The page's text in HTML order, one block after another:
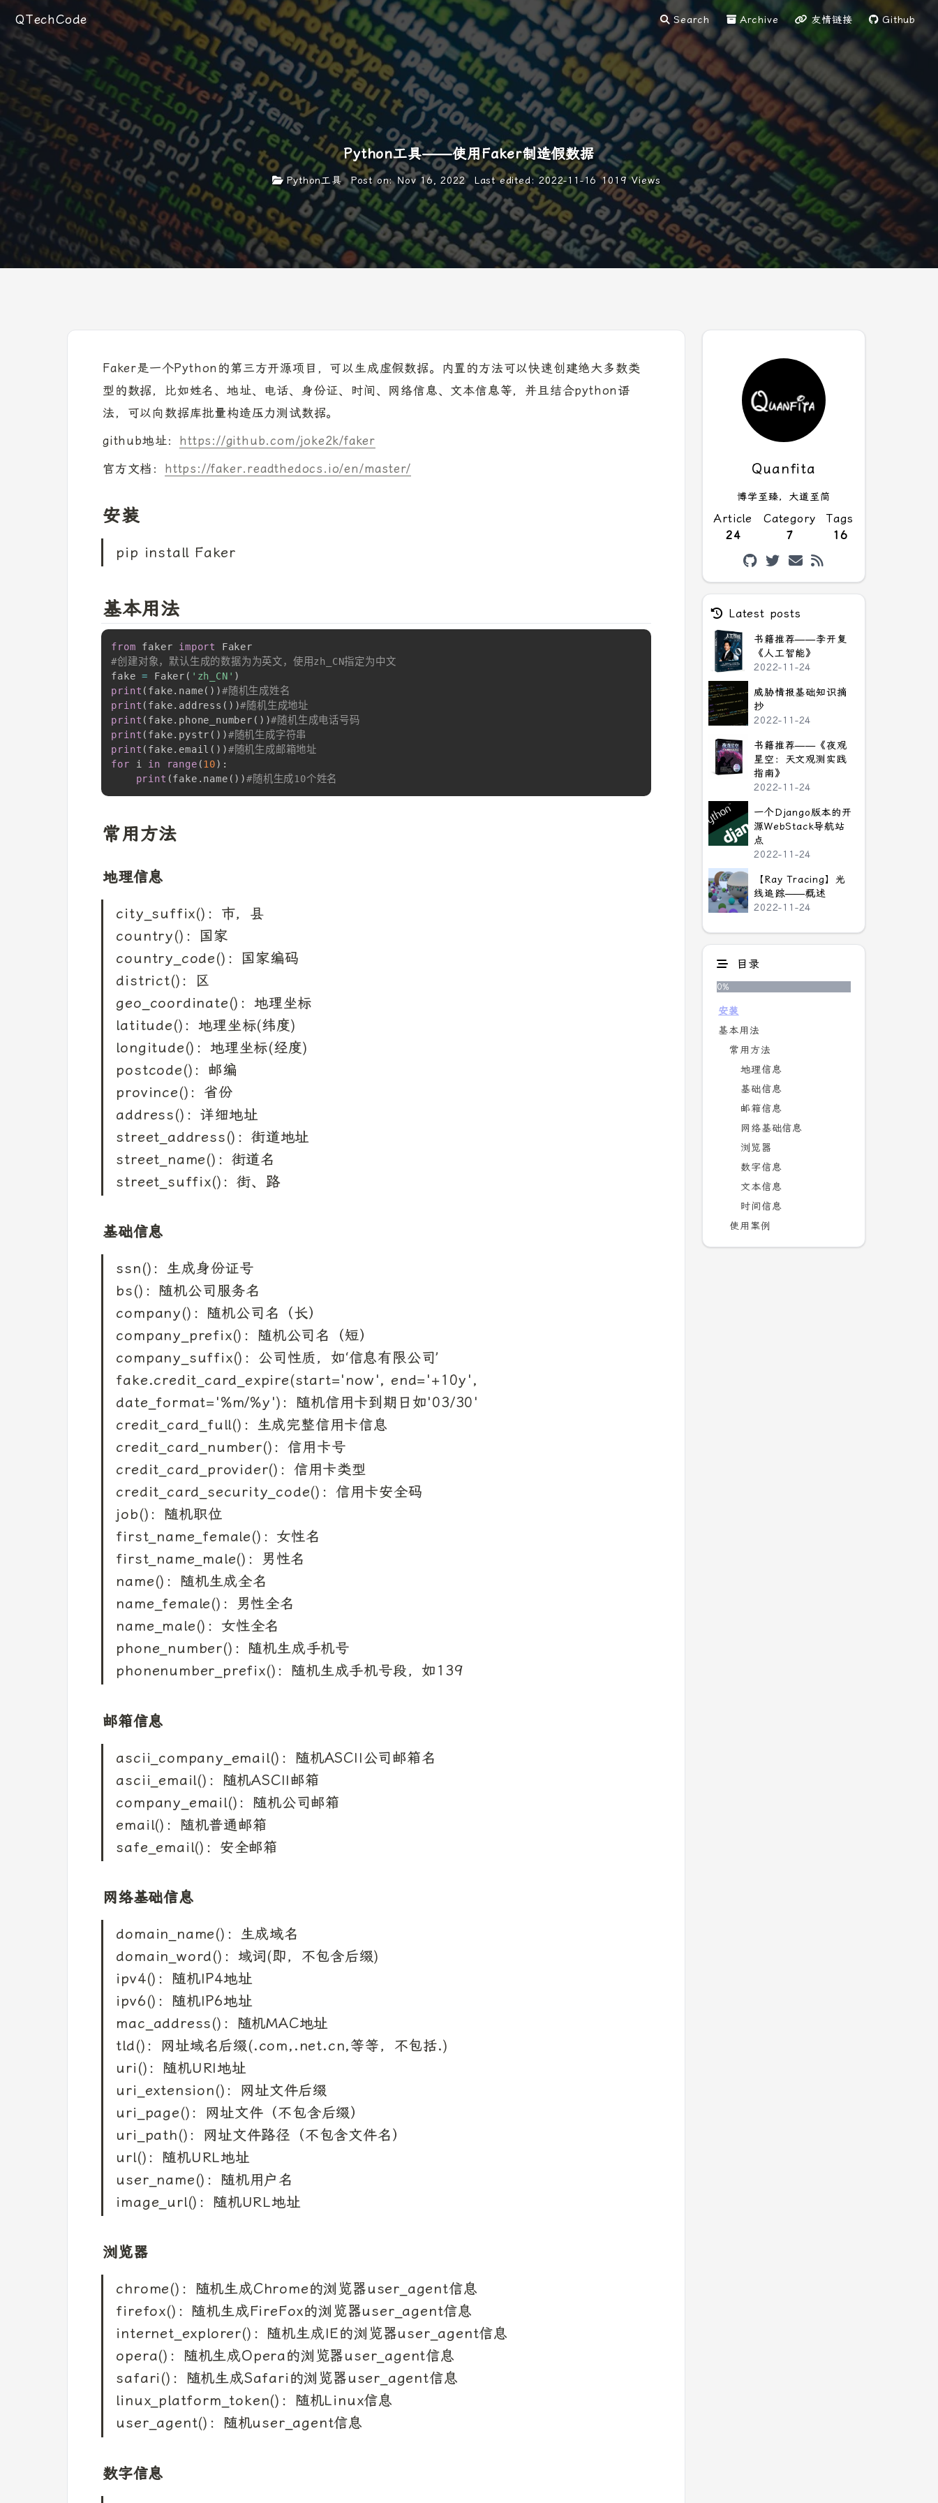
QTechCode Search Archive 友情链接 Github
Python工具——使用Faker制造假数据
Python工具 Post on: Nov 16, 2022 Last edited:2022-11-16 1019 Views
Faker是一个Python的第三方开源项目，可以生成虚假数据。内置的方法可以快速创建绝大多数类
型的数据，比如姓名、地址、电话、身份证、时间、网络信息、文本信息等，并且结合python语
法，可以向数据库批量构造压力测试数据。
github地址：
https://github.com/joke2k/faker
官方文档：
https://faker.readthedocs.io/en/master/
安装
pip install Faker
基本用法
from faker import
#创建对象，默认生成的数据为为英文，使用zh_CN指定为中文
fake = Faker ( 'zh_CN' )
print ( fake. name( ) )#随机生成姓名
print ( fake. address ( ) )#随机生成地址
print ( fake. phone_number ( ) )#随机生成电话号码
print ( fake. pystr ( ) )#随机生成字符串
print ( fake. email ( ) )#随机生成邮箱地址
for i in range (10) :
print (fake . name ( ) )#随机生成10个姓名
常用方法
地理信息
city_suffix()：市，县
country()：国家
country_code()：国家编码
district()：区
geo_coordinate()：地理坐标
latitude()：地理坐标(纬度)
longitude()：地理坐标(经度)
postcode()：邮编
province()：省份
address()：详细地址
street_address()：街道地址
street_name()：街道名
street_suffix()：街、路
基础信息
ssn()：生成身份证号
bs()：随机公司服务名
company()：随机公司名（长）
company_prefix()：随机公司名（短）
company_suffix()：公司性质，如‘信息有限公司’
fake.credit_card_expire(start='now', end='+10y',
date_format='%m/%y')：随机信用卡到期日如'03/30'
credit_card_full()：生成完整信用卡信息
credit_card_number()：信用卡号
credit_card_provider()：信用卡类型
credit_card_security_code()：信用卡安全码
job()：随机职位
first_name_female()：女性名
first_name_male()：男性名
name()：随机生成全名
name_female()：男性全名
name_male()：女性全名
phone_number()：随机生成手机号
phonenumber_prefix()：随机生成手机号段，如139
邮箱信息
ascii_company_email()：随机ASCII公司邮箱名
ascii_email()：随机ASCII邮箱
company_email()：随机公司邮箱
email()：随机普通邮箱
safe_email()：安全邮箱
网络基础信息
domain_name()：生成域名
domain_word()：域词(即，不包含后缀)
ipv4()：随机IP4地址
ipv6()：随机IP6地址
mac_address()：随机MAC地址
tld()：网址域名后缀(.com,.net.cn,等等，不包括.)
uri()：随机URI地址
uri_extension()：网址文件后缀
uri_page()：网址文件（不包含后缀）
uri_path()：网址文件路径（不包含文件名）
url()：随机URL地址
user_name()：随机用户名
image_url()：随机URL地址
浏览器
chrome()：随机生成Chrome的浏览器user_agent信息
firefox()：随机生成FireFox的浏览器user_agent信息
internet_explorer()：随机生成IE的浏览器user_agent信息
opera()：随机生成Opera的浏览器user_agent信息
safari()：随机生成Safari的浏览器user_agent信息
linux_platform_token()：随机Linux信息
user_agent()：随机user_agent信息
数字信息
Quanfita
博学至臻，大道至简
Article
24
Category
7
Tags
16
Latest posts
书籍推荐——李开复
《人工智能》
2022-11-24
威胁情报基础知识摘
抄
2022-11-24
书籍推荐——《夜观
星空：天文观测实践
指南》
2022-11-24
一个Django版本的开
源WebStack导航站
点
2022-11-24
【Ray Tracing】光
线追踪——概述
2022-11-24
目录
0%
安装
基本用法
常用方法
地理信息
基础信息
邮箱信息
网络基础信息
浏览器
数字信息
文本信息
时间信息
使用案例